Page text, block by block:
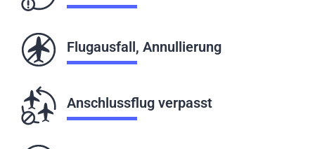
Flugausfall, Annullierung
Anschlussflug verpasst